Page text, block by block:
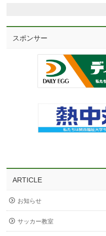
スポンサー
ARTICLE
お知らせ
サッカー教室